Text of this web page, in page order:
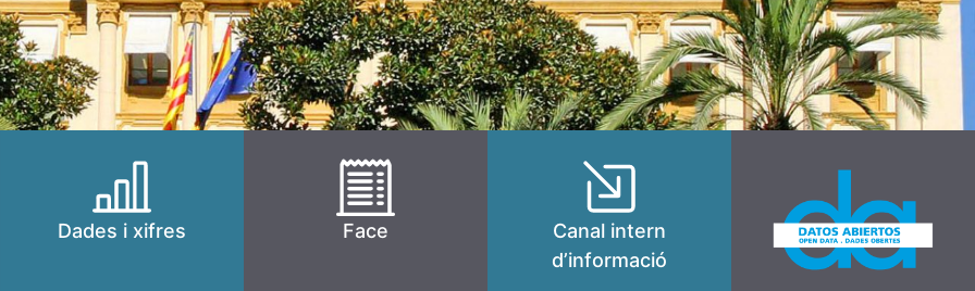
Dades i xifres Face
Canal intern
d’informació